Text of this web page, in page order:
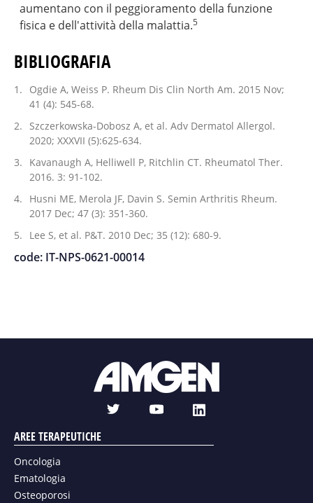
aumentano con il peggioramento della funzione
fisica e dell'attività della malattia.5
BIBLIOGRAFIA
Ogdie A, Weiss P. Rheum Dis Clin North Am. 2015 Nov;
41 (4): 545-68.
Szczerkowska-Dobosz A, et al. Adv Dermatol Allergol.
2020; XXXVII (5):625-634.
Kavanaugh A, Helliwell P, Ritchlin CT. Rheumatol Ther.
2016. 3: 91-102.
Husni ME, Merola JF, Davin S. Semin Arthritis Rheum.
2017 Dec; 47 (3): 351-360.
Lee S, et al. P&T. 2010 Dec; 35 (12): 680-9.
code: IT-NPS-0621-00014
t
i
y
u
l
n
AREE TERAPEUTICHE
Oncologia
Ematologia
Osteoporosi